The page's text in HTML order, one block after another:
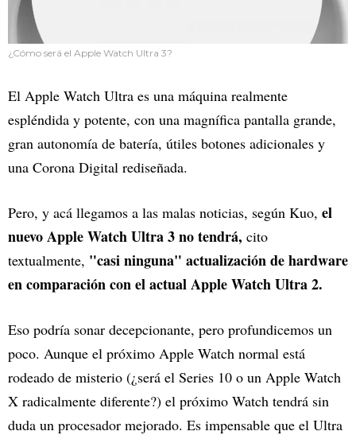
¿Cómo será el Apple Watch Ultra 3?
El Apple Watch Ultra es una máquina realmente
espléndida y potente, con una magnífica pantalla grande,
gran autonomía de batería, útiles botones adicionales y
una Corona Digital rediseñada.
Pero, y acá llegamos a las malas noticias, según Kuo, el
nuevo Apple Watch Ultra 3 no tendrá, cito
textualmente, "casi ninguna" actualización de hardware
en comparación con el actual Apple Watch Ultra 2.
Eso podría sonar decepcionante, pero profundicemos un
poco. Aunque el próximo Apple Watch normal está
rodeado de misterio (¿será el Series 10 o un Apple Watch
X radicalmente diferente?) el próximo Watch tendrá sin
duda un procesador mejorado. Es impensable que el Ultra